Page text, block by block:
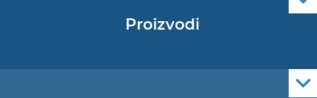
Proizvodi